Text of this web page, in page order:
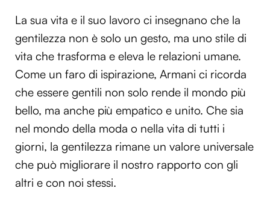
La sua vita e il suo lavoro ci insegnano che la
gentilezza non è solo un gesto, ma uno stile di
vita che trasforma e eleva le relazioni umane.
Come un faro di ispirazione, Armani ci ricorda
che essere gentili non solo rende il mondo più
bello, ma anche più empatico e unito. Che sia
nel mondo della moda o nella vita di tutti i
giorni, la gentilezza rimane un valore universale
che può migliorare il nostro rapporto con gli
altri e con noi stessi.